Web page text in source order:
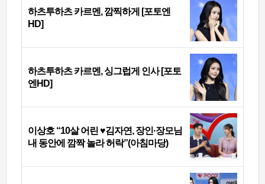
하츠투하츠 카르멘, 깜찍하게 [포토엔
HD]
하츠투하츠 카르멘, 싱그럽게 인사 [포토
엔HD]
이상호 “10살 어린 ♥김자연, 장인·장모님
내 동안에 깜짝 놀라 허락”(아침마당)